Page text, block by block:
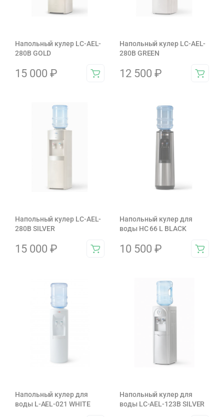
Напольный кулер LC-AEL-
280B GOLD
15 000 ₽
Напольный кулер LC-AEL-
280B GREEN
12 500 ₽
Напольный кулер LC-AEL-
280B SILVER
15 000 ₽
Напольный кулер для
воды HC 66 L BLACK
10 500 ₽
Напольный кулер для
воды L-AEL-021 WHITE
Напольный кулер для
воды LC-AEL-123B SILVER